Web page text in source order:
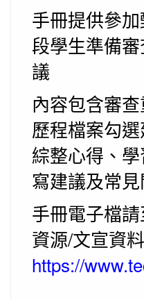
手冊提供參
段學生準備
議
內容包含審
歷程檔案勾
綜整心得、
寫建議及常
手冊電子檔
資源/文宣資
https://